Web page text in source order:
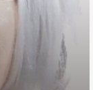
اشتراک
بگذارید.